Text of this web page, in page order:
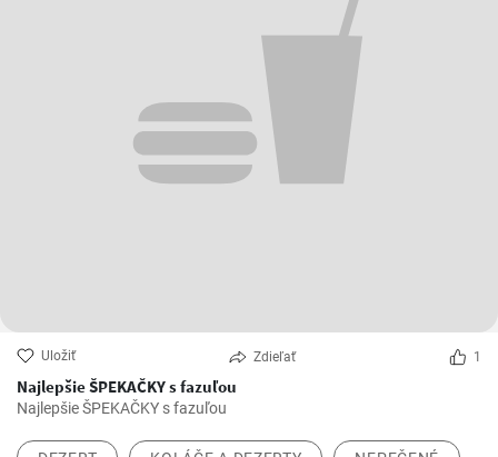
Uložiť Zdieľať 1
Najlepšie ŠPEKAČKY s fazuľou
Najlepšie ŠPEKAČKY s fazuľou